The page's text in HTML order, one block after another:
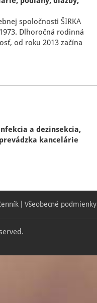
spoločnosti ŠIRKA
Dlhoročná rodinná
od roku 2013 začína
a dezinsekcia,
kancelárie
Všeobecné podmienky